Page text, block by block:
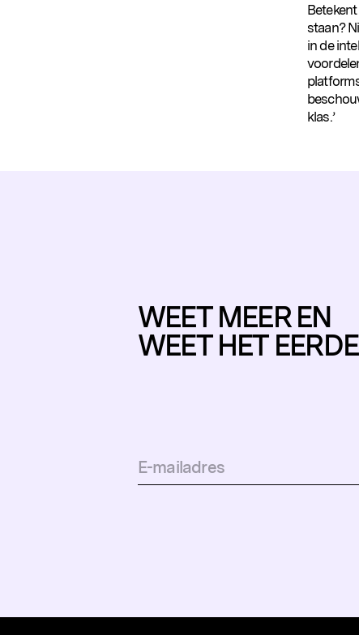
staan?
in de
klas.’
WEET MEER EN
WEET HET